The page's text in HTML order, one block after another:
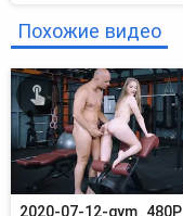
Похожие видео
2020-07-12-gym_480P